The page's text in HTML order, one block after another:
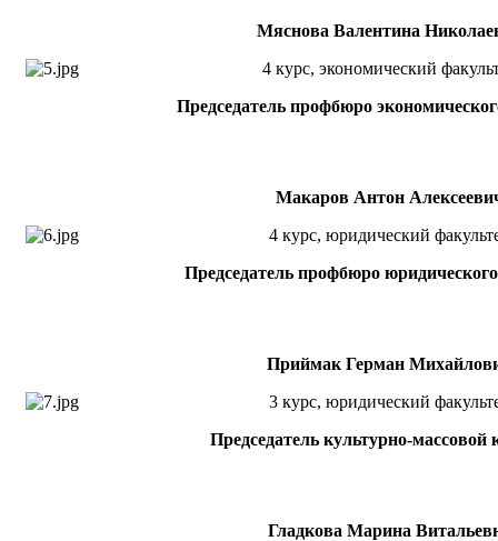
Мяснова Валентина
4 курс, экономический
Председатель профбюро
Макаров Антон
4 курс, юридический
Председатель профбюро
Приймак Герман
3 курс, юридический
Председатель культурно-массовой
Гладкова Марина